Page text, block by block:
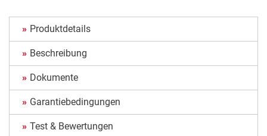
Produktdetails
Beschreibung
Dokumente
Garantiebedingungen
Test & Bewertungen